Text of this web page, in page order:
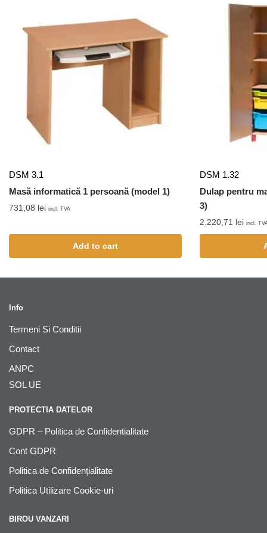
DSM 3.1
Masă informatică 1 persoană (model 1)
731,08 lei incl. TVA
Add to cart
DSM 1.32
Dulap pentru
3)
2.220,71 lei incl.
Info
Termeni Si Conditii
Contact
ANPC
SOL UE
PROTECTIA DATELOR
GDPR – Politica de Confidentialitate
Cont GDPR
Politica de Confidențialitate
Politica Utilizare Cookie-uri
BIROU VANZARI